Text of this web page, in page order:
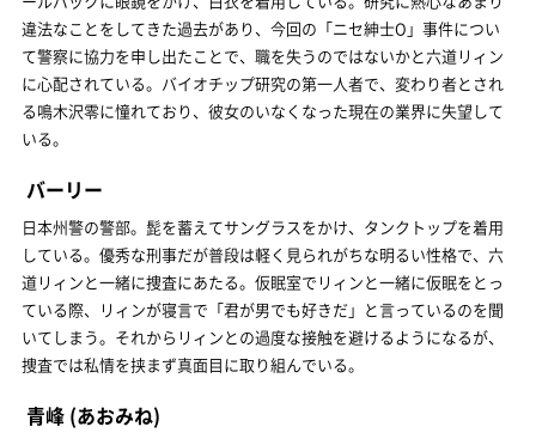
違法なことをしてきた過去があり、今回の「ニセ紳士O」事件につい
て警察に協力を申し出たことで、職を失うのではないかと六道リィン
に心配されている。バイオチップ研究の第一人者で、変わり者とされ
る鳴木沢零に憧れており、彼女のいなくなった現在の業界に失望して
いる。
バーリー
日本州警の警部。髭を蓄えてサングラスをかけ、タンクトップを着用
している。優秀な刑事だが普段は軽く見られがちな明るい性格で、六
道リィンと一緒に捜査にあたる。仮眠室でリィンと一緒に仮眠をとっ
ている際、リィンが寝言で「君が男でも好きだ」と言っているのを聞
いてしまう。それからリィンとの過度な接触を避けるようになるが、
捜査では私情を挟まず真面目に取り組んでいる。
青峰 (あおみね)